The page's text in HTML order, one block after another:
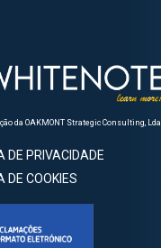
da OAKMONT Strategic Consulting, Lda
DE PRIVACIDADE
DE COOKIES